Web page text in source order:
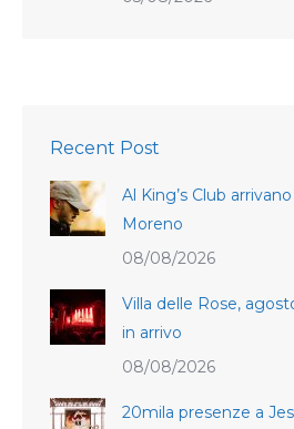
Recent Post
Al King’s Club
Moreno
08/08/2026
Villa delle Rose,
in arrivo
08/08/2026
20mila presenze a